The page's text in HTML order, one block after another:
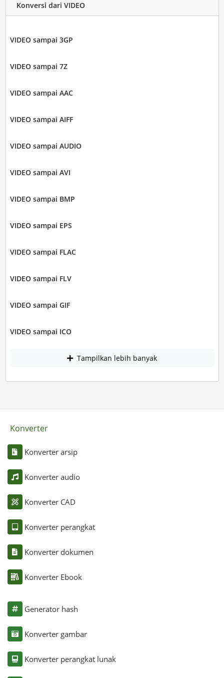
Konversi dari VIDEO
VIDEO sampai 3GP
VIDEO sampai 7Z
VIDEO sampai AAC
VIDEO sampai AIFF
VIDEO sampai AUDIO
VIDEO sampai AVI
VIDEO sampai BMP
VIDEO sampai EPS
VIDEO sampai FLAC
VIDEO sampai FLV
VIDEO sampai GIF
VIDEO sampai ICO
Tampilkan lebih banyak
Konverter
Konverter arsip
Konverter audio
Konverter CAD
Konverter perangkat
Konverter dokumen
Konverter Ebook
Generator hash
Konverter gambar
Konverter perangkat lunak